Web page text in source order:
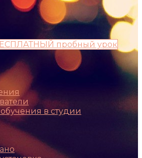
пробный урок
в студии